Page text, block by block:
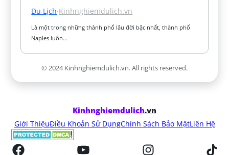
Du Lịch·Kinhnghiemdulich.vn
Là một trong những thành phố lâu đời bậc nhất, thành phố
Naples luôn…
© 2024 Kinhnghiemdulich.vn. All rights reserved.
Kinhnghiemdulich.vn
Giới ThiệuĐiều Khoản Sử DụngChính Sách Bảo MậtLiên Hệ